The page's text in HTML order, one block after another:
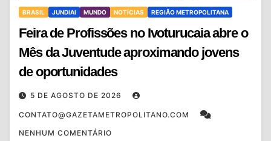
BRASIL JUNDIAI MUNDO NOTÍCIAS REGIÃO METROPOLITANA
Feira de Profissões no Ivoturucaia abre o
Mês da Juventude aproximando jovens
de oportunidades
5 DE AGOSTO DE 2026
CONTATO@GAZETAMETROPOLITANO.COM
NENHUM COMENTÁRIO